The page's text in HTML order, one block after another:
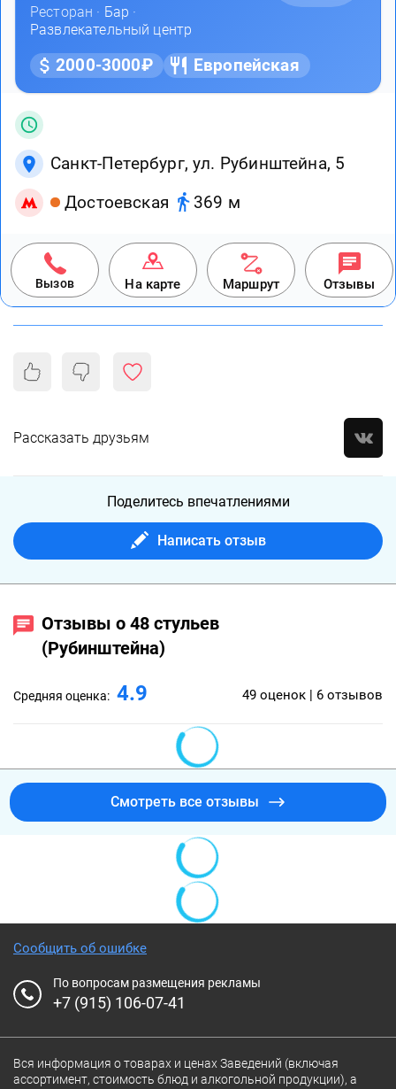
Ресторан · Бар ·
Развлекательный центр
2000-3000₽ Европейская
Санкт-Петербург, ул. Рубинштейна, 5
Достоевская
369 м
Вызов На карте Маршрут Отзывы
Рассказать друзьям
Поделитесь впечатлениями
Написать отзыв
Отзывы о 48 стульев
(Рубинштейна)
Средняя оценка: 4.9 49 оценок | 6 отзывов
Смотреть все отзывы
Сообщить об ошибке
По вопросам размещения рекламы
+7 (915) 106-07-41
Вся информация о товарах и ценах Заведений (включая
ассортимент, стоимость блюд и алкогольной продукции), а